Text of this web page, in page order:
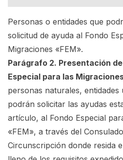
Personas o entidades que
solicitud de ayuda al Fondo
Migraciones «FEM».
Parágrafo 2. Presentación
Especial para las
personas naturales, entidades
podrán solicitar las ayudas
artículo, al Fondo Especial
«FEM», a través del
Circunscripción donde resida